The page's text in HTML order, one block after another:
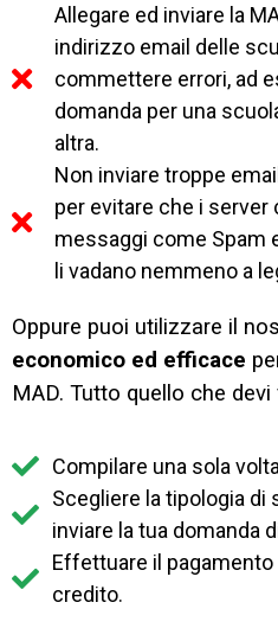
Allegare ed inviare la
indirizzo email delle
commettere errori, ad
domanda per una
altra.
Non inviare troppe
per evitare che i
messaggi come Spam
li vadano nemmeno a
Oppure puoi utilizzare il
economico ed efficace
MAD. Tutto quello che devi
Compilare una sola
Scegliere la tipologia di
inviare la tua domanda
Effettuare il pagamento
credito.